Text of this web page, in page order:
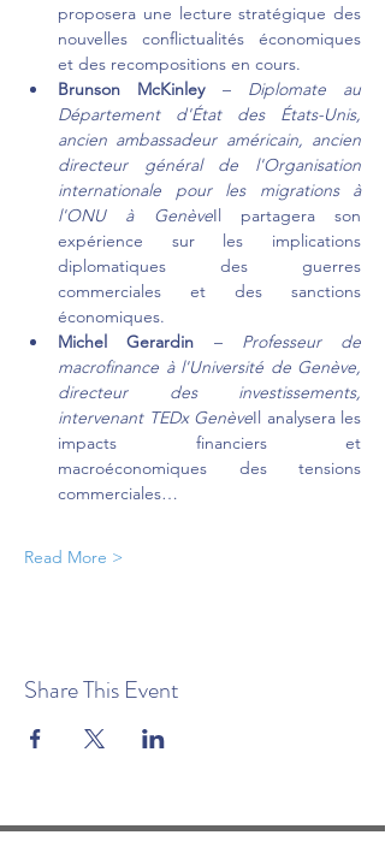
proposera une lecture stratégique des
nouvelles conflictualités économiques
et des recompositions en cours.
Brunson McKinley – Diplomate au
Département d'État des États-Unis,
ancien ambassadeur américain, ancien
directeur général de l'Organisation
internationale pour les migrations à
l'ONU à GenèveIl partagera son
expérience sur les implications
diplomatiques des guerres
commerciales et des sanctions
économiques.
Michel Gerardin – Professeur de
macrofinance à l'Université de Genève,
directeur des investissements,
intervenant TEDx GenèveIl analysera les
impacts financiers et
macroéconomiques des tensions
commerciales…
Read More >
Share This Event